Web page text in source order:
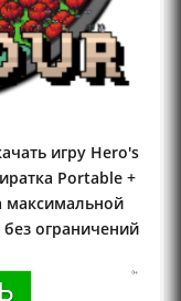
игру Hero's
Portable +
максимальной
без ограничений